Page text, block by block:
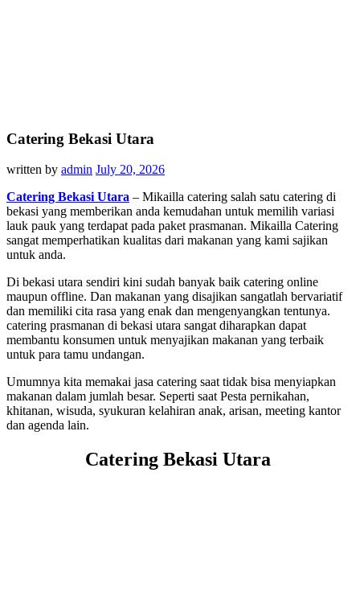
Catering Bekasi Utara
written by admin July 20, 2026
Catering Bekasi Utara – Mikailla catering salah satu catering di
bekasi yang memberikan anda kemudahan untuk memilih variasi
lauk pauk yang terdapat pada paket prasmanan. Mikailla Catering
sangat memperhatikan kualitas dari makanan yang kami sajikan
untuk anda.
Di bekasi utara sendiri kini sudah banyak baik catering online
maupun offline. Dan makanan yang disajikan sangatlah bervariatif
dan memiliki cita rasa yang enak dan mengenyangkan tentunya.
catering prasmanan di bekasi utara sangat diharapkan dapat
membantu konsumen untuk menyajikan makanan yang terbaik
untuk para tamu undangan.
Umumnya kita memakai jasa catering saat tidak bisa menyiapkan
makanan dalam jumlah besar. Seperti saat Pesta pernikahan,
khitanan, wisuda, syukuran kelahiran anak, arisan, meeting kantor
dan agenda lain.
Catering Bekasi Utara